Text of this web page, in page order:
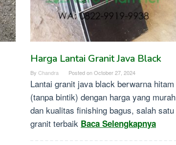
Harga Lantai Granit Java Black
By Chandra Posted onOctober 27, 2024
Lantai granit java black berwarna hitam
(tanpa bintik) dengan harga yang murah
dan kualitas finishing bagus, salah satu
granit terbaik Baca Selengkapnya